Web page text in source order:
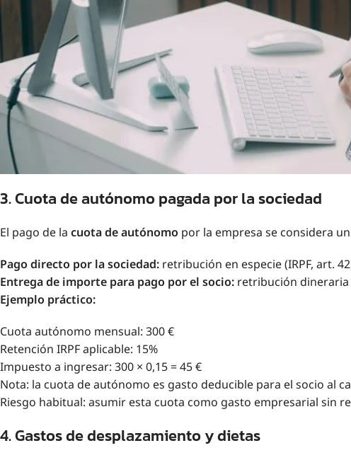
3. Cuota de autónomo pagada por la sociedad
El pago de la cuota de autónomo por la empresa se considera un
Pago directo por la sociedad: retribución en especie (IRPF, art.
Entrega de importe para pago por el socio: retribución
Ejemplo práctico:
Cuota autónomo mensual: 300 €
Retención IRPF aplicable: 15%
Impuesto a ingresar: 300 × 0,15 = 45 €
Nota: la cuota de autónomo es gasto deducible para el socio al
Riesgo habitual: asumir esta cuota como gasto empresarial sin
4. Gastos de desplazamiento y dietas